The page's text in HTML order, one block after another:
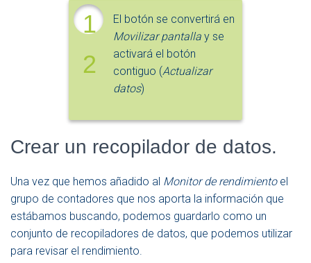
1
2
El botón se convertirá en
Movilizar pantalla y se
activará el botón
contiguo (Actualizar
datos)
Crear un recopilador de datos.
Una vez que hemos añadido al Monitor de rendimientoel
grupo de contadores que nos aporta la información que
estábamos buscando, podemos guardarlo como un
conjunto de recopiladores de datos, que podemos utilizar
para revisar el rendimiento.